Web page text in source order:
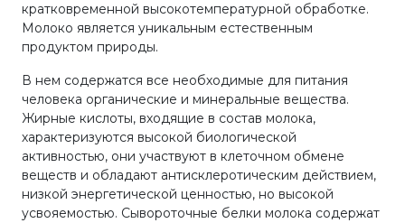
кратковременной высокотемпературной обработке.
Молоко является уникальным естественным
продуктом природы.
В нем содержатся все необходимые для питания
человека органические и минеральные вещества.
Жирные кислоты, входящие в состав молока,
характеризуются высокой биологической
активностью, они участвуют в клеточном обмене
веществ и обладают антисклеротическим действием,
низкой энергетической ценностью, но высокой
усвояемостью. Сывороточные белки молока содержат